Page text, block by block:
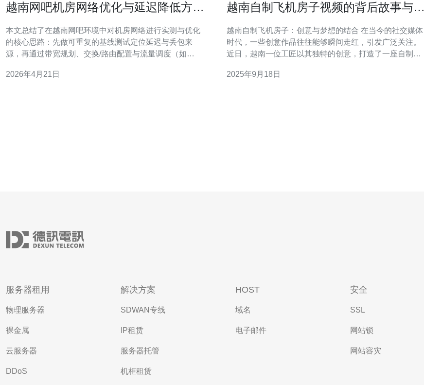
越南网吧机房网络优化与延迟降低方法
本文总结了在越南网吧环境中对机房网络进行实测与优化
的核心思路：先做可重复的基线测试定位延迟与丢包来
源，再通过带宽规划、交换/路由配置与流量调度（如
实现持续验证。文中给出具体的检测步骤、常用工具与配
2026年4月21日
越南自制飞机房子视频的背后故事与创
越南自制飞机房子：创意与梦想的结合 在当今的社交媒体
时代，一些创意作品往往能够瞬间走红，引发广泛关注。
近日，越南一位工匠以其独特的创意，打造了一座自制的
展现了他的手艺，更引发了人们对于创意与梦想的深刻思
2025年9月18日
服务器租用
物理服务器
裸金属
云服务器
DDoS
解决方案
SDWAN专线
IP租赁
服务器托管
机柜租赁
HOST
域名
电子邮件
安全
SSL
网站锁
网站容灾